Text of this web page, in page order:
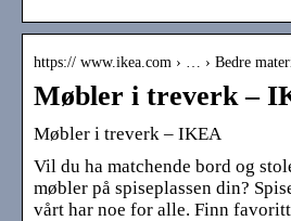
https:// www.ikea.com › … › Bedre
Møbler i treverk –
Møbler i treverk – IKEA
Vil du ha matchende bord og
møbler på spiseplassen din?
vårt har noe for alle. Finn